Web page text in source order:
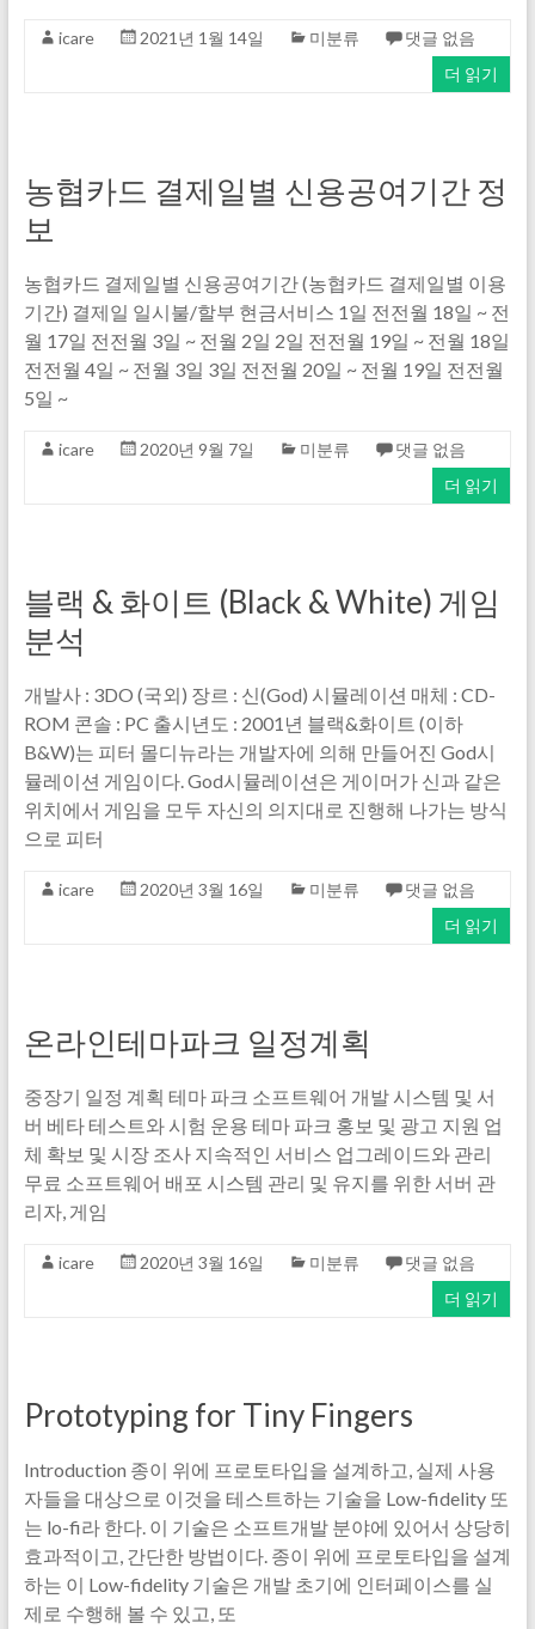
icare 2021년 1월 14일 미분류
댓글 없음
더 읽기
농협카드 결제일별 신용공여기간 정
보
농협카드 결제일별 신용공여기간 (농협카드 결제일별 이용
기간) 결제일 일시불/할부 현금서비스 1일 전전월 18일 ~ 전
월 17일 전전월 3일 ~ 전월 2일 2일 전전월 19일 ~ 전월 18일
전전월 4일 ~ 전월 3일 3일 전전월 20일 ~ 전월 19일 전전월
5일 ~
icare 2020년 9월 7일 미분류
댓글 없음
더 읽기
블랙 & 화이트 (Black & White) 게임
분석
개발사 : 3DO (국외) 장르 : 신(God) 시뮬레이션 매체 : CD-
ROM 콘솔 : PC 출시년도 : 2001년 블랙&화이트 (이하
B&W)는 피터 몰디뉴라는 개발자에 의해 만들어진 God시
뮬레이션 게임이다. God시뮬레이션은 게이머가 신과 같은
위치에서 게임을 모두 자신의 의지대로 진행해 나가는 방식
으로 피터
icare 2020년 3월 16일 미분류
댓글 없음
더 읽기
온라인테마파크 일정계획
중장기 일정 계획 테마 파크 소프트웨어 개발 시스템 및 서
버 베타 테스트와 시험 운용 테마 파크 홍보 및 광고 지원 업
체 확보 및 시장 조사 지속적인 서비스 업그레이드와 관리
무료 소프트웨어 배포 시스템 관리 및 유지를 위한 서버 관
리자, 게임
icare 2020년 3월 16일 미분류
댓글 없음
더 읽기
Prototyping for Tiny Fingers
Introduction 종이 위에 프로토타입을 설계하고, 실제 사용
자들을 대상으로 이것을 테스트하는 기술을 Low-fidelity 또
는 lo-fi라 한다. 이 기술은 소프트개발 분야에 있어서 상당히
효과적이고, 간단한 방법이다. 종이 위에 프로토타입을 설계
하는 이 Low-fidelity 기술은 개발 초기에 인터페이스를 실
제로 수행해 볼 수 있고, 또